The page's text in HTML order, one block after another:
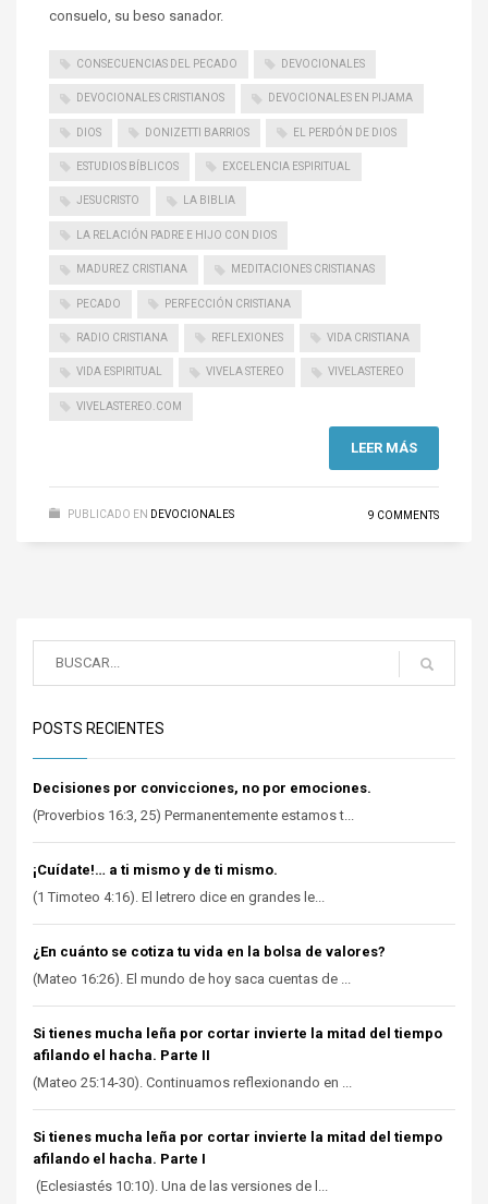
consuelo, su beso sanador.
CONSECUENCIAS DEL PECADO DEVOCIONALES
DEVOCIONALES CRISTIANOS DEVOCIONALES EN PIJAMA
DIOS DONIZETTI BARRIOS EL PERDÓN DE DIOS
ESTUDIOS BÍBLICOS EXCELENCIA ESPIRITUAL
JESUCRISTO LA BIBLIA
LA RELACIÓN PADRE E HIJO CON DIOS
MADUREZ CRISTIANA MEDITACIONES CRISTIANAS
PECADO PERFECCIÓN CRISTIANA
RADIO CRISTIANA REFLEXIONES VIDA CRISTIANA
VIDA ESPIRITUAL VIVELA STEREO VIVELASTEREO
VIVELASTEREO.COM
LEER MÁS
PUBLICADO EN DEVOCIONALES 9 COMMENTS
POSTS RECIENTES
Decisiones por convicciones, no por emociones.
(Proverbios 16:3, 25) Permanentemente estamos t...
¡Cuídate!… a ti mismo y de ti mismo.
(1 Timoteo 4:16). El letrero dice en grandes le...
¿En cuánto se cotiza tu vida en la bolsa de valores?
(Mateo 16:26). El mundo de hoy saca cuentas de ...
Si tienes mucha leña por cortar invierte la mitad del tiempo
afilando el hacha. Parte II
(Mateo 25:14-30). Continuamos reflexionando en ...
Si tienes mucha leña por cortar invierte la mitad del tiempo
afilando el hacha. Parte I
(Eclesiastés 10:10). Una de las versiones de l...